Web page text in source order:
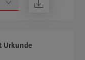
herunterladen
Urkunde